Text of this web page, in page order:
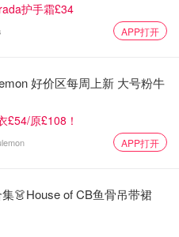
肉们
护手霜£34
APP打开
好价区每周上新 大号粉牛
£54/原£108！
APP打开
👗House of CB鱼骨吊带裙